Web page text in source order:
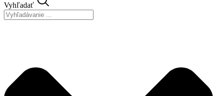
Vyhľadať